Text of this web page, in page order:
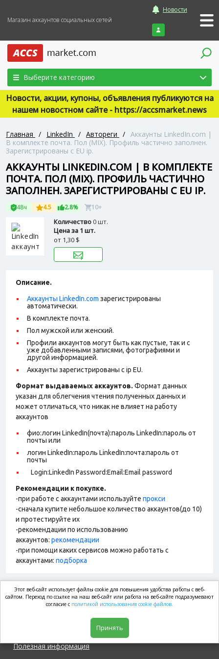
Магазин аккаунтов социальных сетей
Новости
Войти
Выберите категорию
Новости, акции, купоны, объявления публикуются на
нашем новостном сайте - https://accsmarket.news
Главная / LinkedIn / Автореги / Аккаунты LinkedIn.com |
В комплекте почта. Пол (MIX). Профиль частично заполнен.
Зарегистрированы с EU ip.
АККАУНТЫ LINKEDIN.COM | В КОМПЛЕКТЕ
ПОЧТА. ПОЛ (MIX). ПРОФИЛЬ ЧАСТИЧНО
ЗАПОЛНЕН. ЗАРЕГИСТРИРОВАНЫ С EU IP.
48ч 4.5 2.8% 10+
Количество0 шт.
Цена за 1 шт.
от 1,30 $
Описание.
Аккаунты LinkedIn.com зарегистрированы
автоматически.
В комплекте почта.
Пол мужской или женский.
Профили аккаунтов могут быть как пустые, так и с
уже добавленными записями, фотографиями и
другой информацией.
Аккаунты зарегистрированы с ip EU.
Формат выдаваемых аккаунтов. Формат данных
указан для облегчения чтения полученных данных и
может отличаться, что никак не влияет на работу
аккаунтов
фио:логин LinkedIn(почта):пароль LinkedIn:пароль от
почты или
логин LinkedIn:пароль LinkedIn:почта:пароль от
почты
Login:LinkedIn Password:Email:Email password
Рекомендации к покупке.
-при работе с аккаунтами используйте прокси
-сначала купите небольшое количество аккаунтов(до 10)
и протестируйте их
-рекомендации по использованию
аккаунтов: рекомендации
-при помощи каких сервисов можно работать с
аккаунтами: подборка
market.com
Полезная информация
Этот веб-сайт использует файлы cookie для повышения удобства работы с веб-
сайтом. Переход по ссылке на наш веб-сайт или работа на веб-сайте подразумевают
согласие с политикой использования cookie файлов.
Принять